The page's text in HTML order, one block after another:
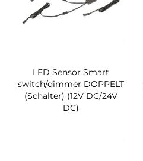
LED Sensor Smart
switch/dimmer DOPPELT
(Schalter) (12V DC/24V
DC)